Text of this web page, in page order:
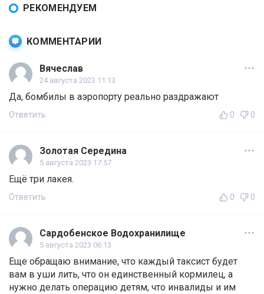
РЕКОМЕНДУЕМ
КОММЕНТАРИИ
Вячеслав
24 августа 2023 11:13
Да, бомбилы в аэропорту реально раздражают
Ответить 0 0
Золотая Середина
5 августа 2023 17:57
Ещё три лакея.
Ответить 0 0
Сардобенское Водохранилище
5 августа 2023 06:13
Еще обращаю внимание, что каждый таксист будет
вам в уши лить, что он единственный кормилец, а
нужно делать операцию детям, что инвалиды и им